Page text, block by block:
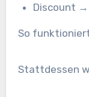
Discount
So
Stattdessen